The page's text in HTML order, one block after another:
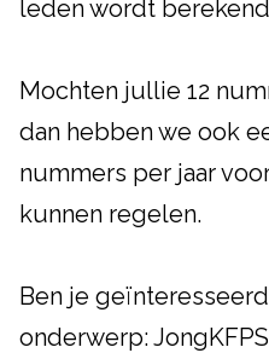
leden wordt
Mochten jullie 12
dan hebben we ook
nummers per jaar
kunnen regelen.
Ben je
onderwerp: